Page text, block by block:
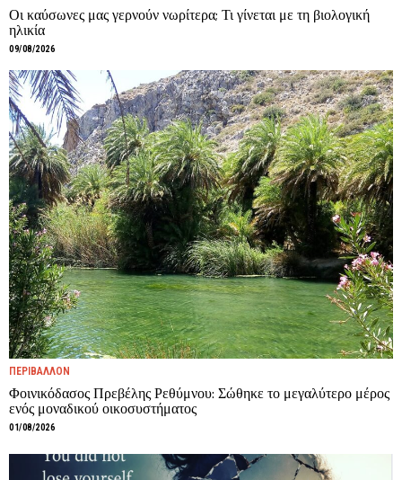
Οι καύσωνες μας γερνούν νωρίτερα; Τι γίνεται με τη βιολογική
ηλικία
09/08/2026
ΠΕΡΙΒΑΛΛΟΝ
Φοινικόδασος Πρεβέλης Ρεθύμνου: Σώθηκε το μεγαλύτερο μέρος
ενός μοναδικού οικοσυστήματος
01/08/2026